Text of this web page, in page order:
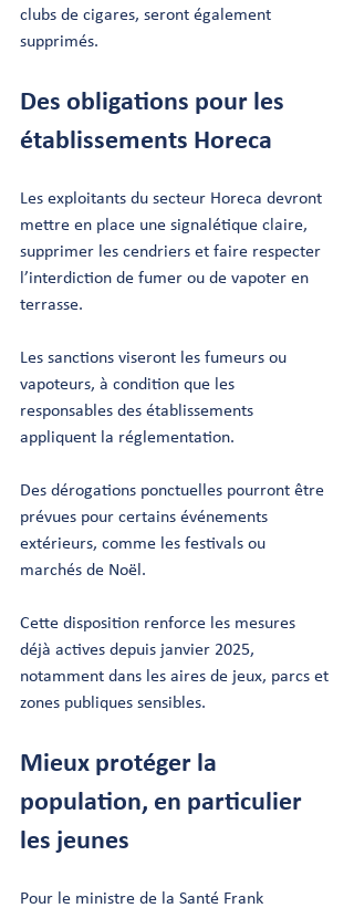
clubs de cigares, seront également
supprimés.
Des obligations pour les
établissements Horeca
Les exploitants du secteur Horeca devront
mettre en place une signalétique claire,
supprimer les cendriers et faire respecter
l’interdiction de fumer ou de vapoter en
terrasse.
Les sanctions viseront les fumeurs ou
vapoteurs, à condition que les
responsables des établissements
appliquent la réglementation.
Des dérogations ponctuelles pourront être
prévues pour certains événements
extérieurs, comme les festivals ou
marchés de Noël.
Cette disposition renforce les mesures
déjà actives depuis janvier 2025,
notamment dans les aires de jeux, parcs et
zones publiques sensibles.
Mieux protéger la
population, en particulier
les jeunes
Pour le ministre de la Santé Frank